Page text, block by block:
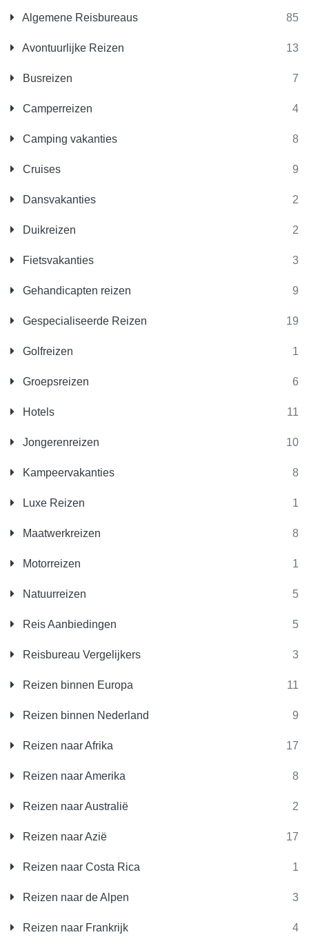
Algemene Reisbureaus 85
Avontuurlijke Reizen 13
Busreizen 7
Camperreizen 4
Camping vakanties 8
Cruises 9
Dansvakanties 2
Duikreizen 2
Fietsvakanties 3
Gehandicapten reizen 9
Gespecialiseerde Reizen 19
Golfreizen 1
Groepsreizen 6
Hotels 11
Jongerenreizen 10
Kampeervakanties 8
Luxe Reizen 1
Maatwerkreizen 8
Motorreizen 1
Natuurreizen 5
Reis Aanbiedingen 5
Reisbureau Vergelijkers 3
Reizen binnen Europa 11
Reizen binnen Nederland 9
Reizen naar Afrika 17
Reizen naar Amerika 8
Reizen naar Australië 2
Reizen naar Azië 17
Reizen naar Costa Rica 1
Reizen naar de Alpen 3
Reizen naar Frankrijk 4